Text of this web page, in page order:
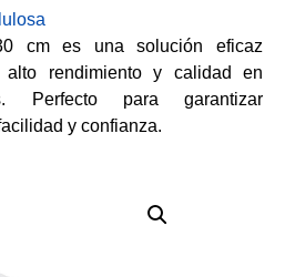
cm es una solución eficaz
alto rendimiento y calidad en
Perfecto para garantizar
y confianza.